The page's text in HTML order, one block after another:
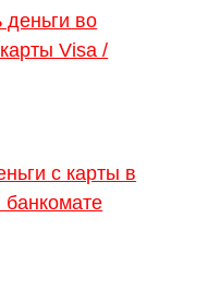
деньги во
Visa /
с карты в